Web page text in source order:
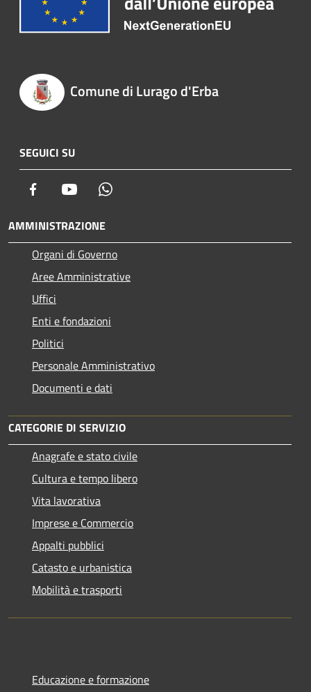
Comune di Lurago d'Erba
SEGUICI SU
Facebook Youtube
AMMINISTRAZIONE
Organi di Governo
Aree Amministrative
Uffici
Enti e fondazioni
Politici
Personale Amministrativo
Documenti e dati
CATEGORIE DI SERVIZIO
Anagrafe e stato civile
Cultura e tempo libero
Vita lavorativa
Imprese e Commercio
Appalti pubblici
Catasto e urbanistica
Mobilità e trasporti
Educazione e formazione